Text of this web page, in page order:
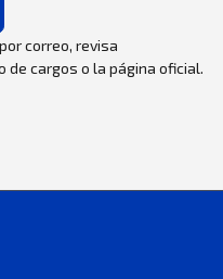
correo, revisa
cargos o la página oficial.